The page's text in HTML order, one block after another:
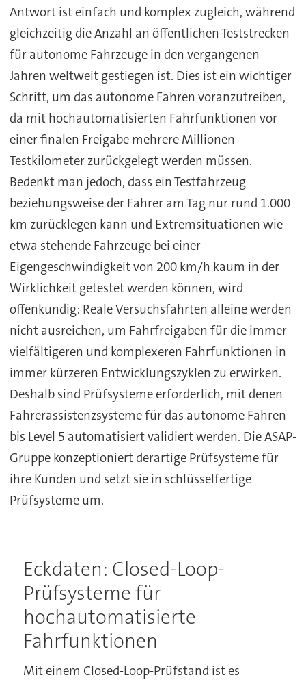
Antwort ist einfach und komplex zugleich, während
gleichzeitig die Anzahl an öffentlichen Teststrecken
für autonome Fahrzeuge in den vergangenen
Jahren weltweit gestiegen ist. Dies ist ein wichtiger
Schritt, um das autonome Fahren voranzutreiben,
da mit hochautomatisierten Fahrfunktionen vor
einer finalen Freigabe mehrere Millionen
Testkilometer zurückgelegt werden müssen.
Bedenkt man jedoch, dass ein Testfahrzeug
beziehungsweise der Fahrer am Tag nur rund 1.000
km zurücklegen kann und Extremsituationen wie
etwa stehende Fahrzeuge bei einer
Eigengeschwindigkeit von 200 km/h kaum in der
Wirklichkeit getestet werden können, wird
offenkundig: Reale Versuchsfahrten alleine werden
nicht ausreichen, um Fahrfreigaben für die immer
vielfältigeren und komplexeren Fahrfunktionen in
immer kürzeren Entwicklungszyklen zu erwirken.
Deshalb sind Prüfsysteme erforderlich, mit denen
Fahrerassistenzsysteme für das autonome Fahren
bis Level 5 automatisiert validiert werden. Die ASAP-
Gruppe konzeptioniert derartige Prüfsysteme für
ihre Kunden und setzt sie in schlüsselfertige
Prüfsysteme um.
Eckdaten: Closed-Loop-
Prüfsysteme für
hochautomatisierte
Fahrfunktionen
Mit einem Closed-Loop-Prüfstand ist es